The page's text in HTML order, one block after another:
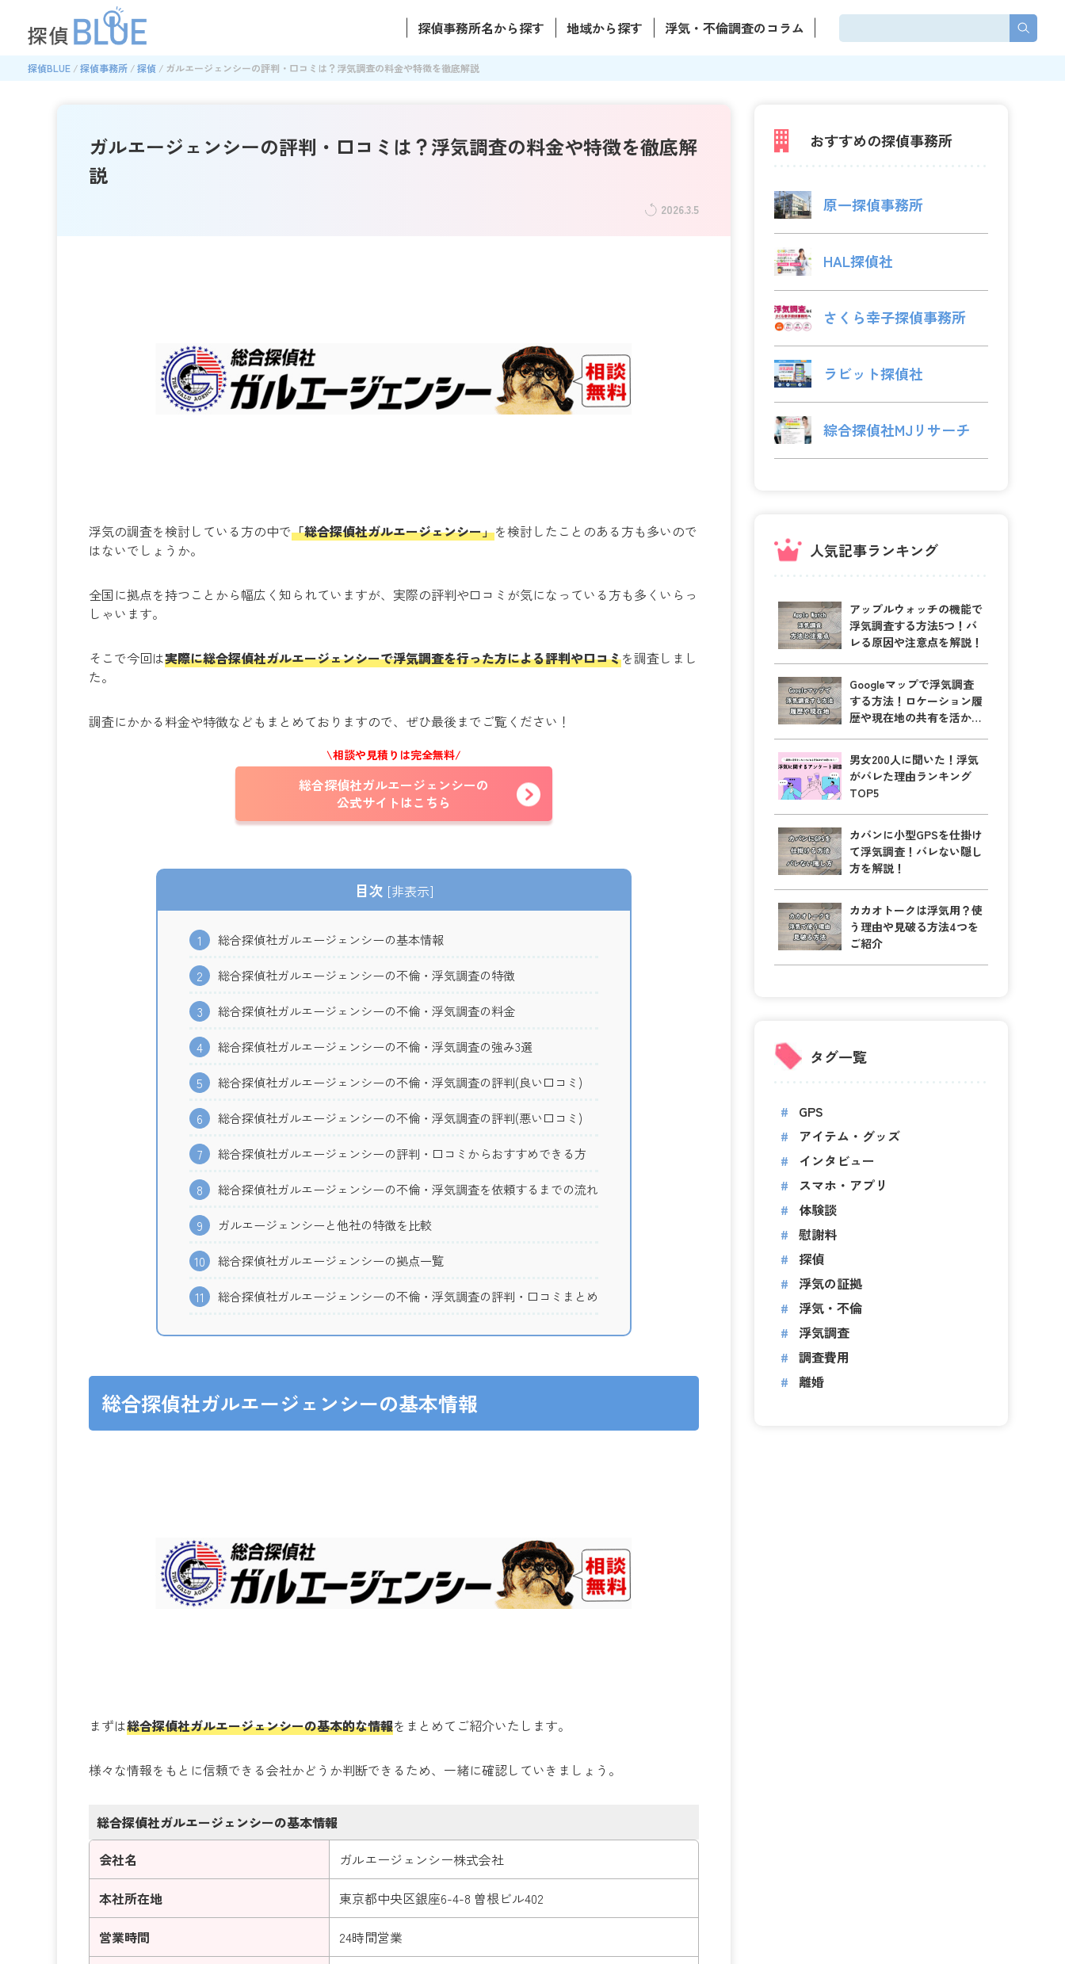
探偵事務所名から探す 地域から探す 浮気・不倫調査のコラム
探偵BLUE 探偵事務所 探偵 ガルエージェンシーの評判・口コミは？浮気調査の料金や特徴を徹底解説
ガルエージェンシーの評判・口コミは？浮気調査の料金や特徴を徹底解
説
2026.3.5
浮気の調査を検討している方の中で「総合探偵社ガルエージェンシー」を検討したことのある方も多いので
はないでしょうか。
全国に拠点を持つことから幅広く知られていますが、実際の評判や口コミが気になっている方も多くいらっ
しゃいます。
そこで今回は実際に総合探偵社ガルエージェンシーで浮気調査を行った方による評判や口コミを調査しまし
た。
調査にかかる料金や特徴などもまとめておりますので、ぜひ最後までご覧ください！
\相談や見積りは完全無料/
総合探偵社ガルエージェンシーの
公式サイトはこちら
目次 [非表示]
1 総合探偵社ガルエージェンシーの基本情報
2 総合探偵社ガルエージェンシーの不倫・浮気調査の特徴
3 総合探偵社ガルエージェンシーの不倫・浮気調査の料金
4 総合探偵社ガルエージェンシーの不倫・浮気調査の強み3選
5 総合探偵社ガルエージェンシーの不倫・浮気調査の評判(良い口コミ)
6 総合探偵社ガルエージェンシーの不倫・浮気調査の評判(悪い口コミ)
7 総合探偵社ガルエージェンシーの評判・口コミからおすすめできる方
8 総合探偵社ガルエージェンシーの不倫・浮気調査を依頼するまでの流れ
9 ガルエージェンシーと他社の特徴を比較
10 総合探偵社ガルエージェンシーの拠点一覧
11 総合探偵社ガルエージェンシーの不倫・浮気調査の評判・口コミまとめ
総合探偵社ガルエージェンシーの基本情報
まずは総合探偵社ガルエージェンシーの基本的な情報をまとめてご紹介いたします。
様々な情報をもとに信頼できる会社かどうか判断できるため、一緒に確認していきましょう。
総合探偵社ガルエージェンシーの基本情報
会社名
ガルエージェンシー株式会社
本社所在地 東京都中央区銀座6-4-8 曽根ビル402
営業時間 24時間営業
おすすめの探偵事務所
原一探偵事務所
HAL探偵社
さくら幸子探偵事務所
ラビット探偵社
綜合探偵社MJリサーチ
人気記事ランキング
アップルウォッチの機能で
浮気調査する方法5つ！バ
レる原因や注意点を解説！
Googleマップで浮気調査
する方法！ロケーション履
歴や現在地の共有を活かそ
男女200人に聞いた！浮気
がバレた理由ランキング
TOP5
カバンに小型GPSを仕掛け
て浮気調査！バレない隠し
方を解説！
カカオトークは浮気用？使
う理由や見破る方法4つを
ご紹介
タグ一覧
GPS
アイテム・グッズ
インタビュー
スマホ・アプリ
体験談
慰謝料
探偵
浮気の証拠
浮気・不倫
浮気調査
調査費用
離婚